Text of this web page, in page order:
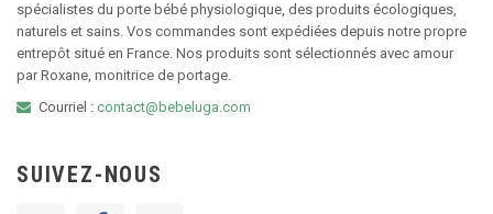
spécialistes du porte bébé physiologique, des produits écologiques,
naturels et sains. Vos commandes sont expédiées depuis notre propre
entrepôt situé en France. Nos produits sont sélectionnés avec amour
par Roxane, monitrice de portage.
Courriel : contact@bebeluga.com
SUIVEZ-NOUS